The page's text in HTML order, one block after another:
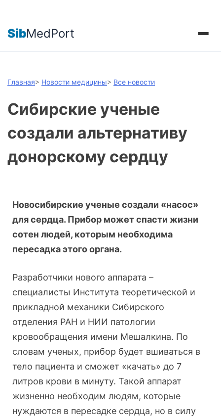
SibMedPort
Главная> Новости медицины> Все новости
Сибирские ученые
создали альтернативу
донорскому сердцу
Новосибирские ученые создали «насос»
для сердца. Прибор может спасти жизни
сотен людей, которым необходима
пересадка этого органа.
Разработчики нового аппарата –
специалисты Института теоретической и
прикладной механики Сибирского
отделения РАН и НИИ патологии
кровообращения имени Мешалкина. По
словам ученых, прибор будет вшиваться в
тело пациента и сможет «качать» до 7
литров крови в минуту. Такой аппарат
жизненно необходим людям, которые
нуждаются в пересадке сердца, но в силу